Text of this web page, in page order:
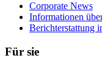
Corporate News
Informationen
Berichterstattung
Für sie